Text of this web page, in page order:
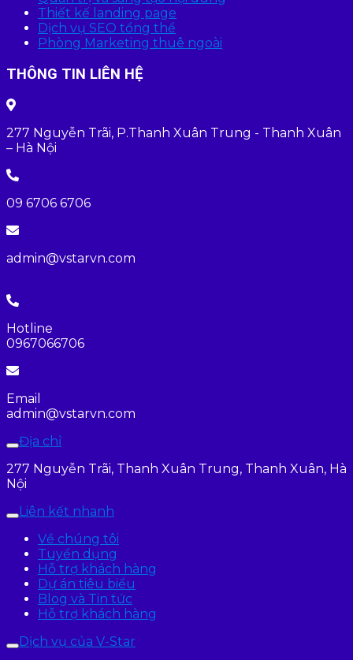
Thiết kế landing page
Dịch vụ SEO tổng thể
Phòng Marketing thuê ngoài
THÔNG TIN LIÊN HỆ
277 Nguyễn Trãi, P.Thanh Xuân Trung - Thanh Xuân
– Hà Nội
09 6706 6706
admin@vstarvn.com
Hotline
0967066706
Email
admin@vstarvn.com
Địa chỉ
277 Nguyễn Trãi, Thanh Xuân Trung, Thanh Xuân, Hà
Nội
Liên kết nhanh
Về chúng tôi
Tuyển dụng
Hỗ trợ khách hàng
Dự án tiêu biểu
Blog và Tin tức
Hỗ trợ khách hàng
Dịch vụ của V-Star